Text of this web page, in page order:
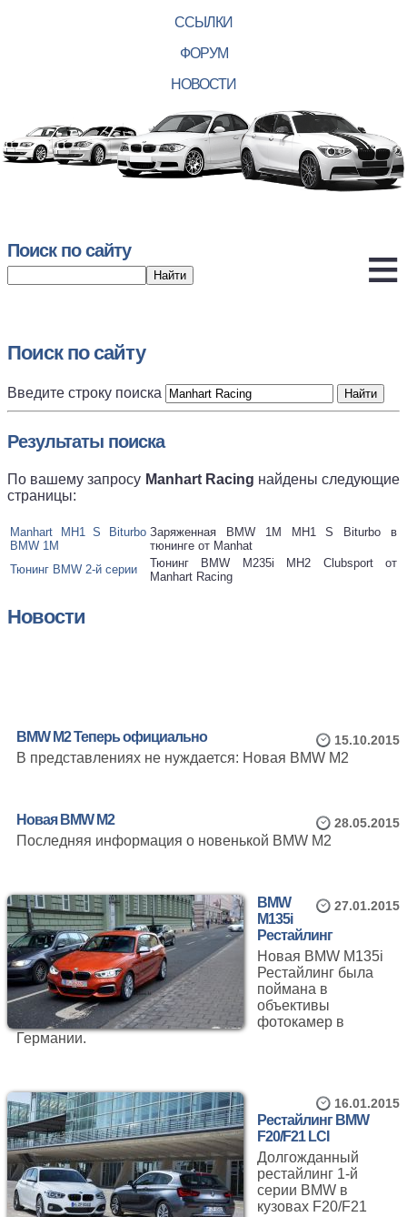
ССЫЛКИ
ФОРУМ
НОВОСТИ
Поиск по сайту
Поиск по сайту
Введите строку поиска
Результаты поиска
По вашему запросу Manhart Racing найдены следующие
страницы:
Manhart MH1 S Biturbo
BMW 1M
Заряженная BMW 1M MH1 S Biturbo в
тюнинге от Manhat
Тюнинг BMW 2-й серии
Тюнинг BMW M235i MH2 Clubsport от
Manhart Racing
Новости
15.10.2015
BMW M2 Теперь официально
В представлениях не нуждается: Новая BMW M2
28.05.2015
Новая BMW M2
Последняя информация о новенькой BMW M2
27.01.2015
BMW
M135i
Рестайлинг
Новая BMW M135i
Рестайлинг была
поймана в
объективы
фотокамер в
Германии.
16.01.2015
Рестайлинг BMW
F20/F21 LCI
Долгожданный
рестайлинг 1-й
серии BMW в
кузовах F20/F21